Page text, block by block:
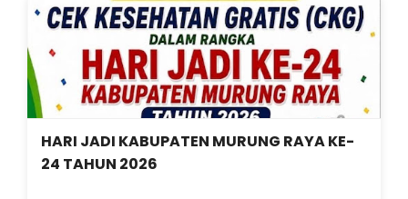
HARI JADI KABUPATEN MURUNG RAYA KE-
24 TAHUN 2026